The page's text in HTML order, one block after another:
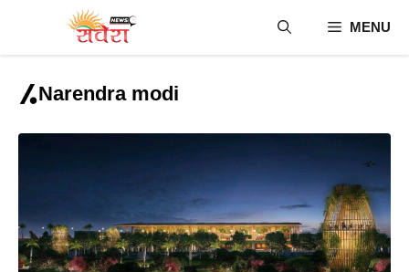
content
MENU
Narendra modi